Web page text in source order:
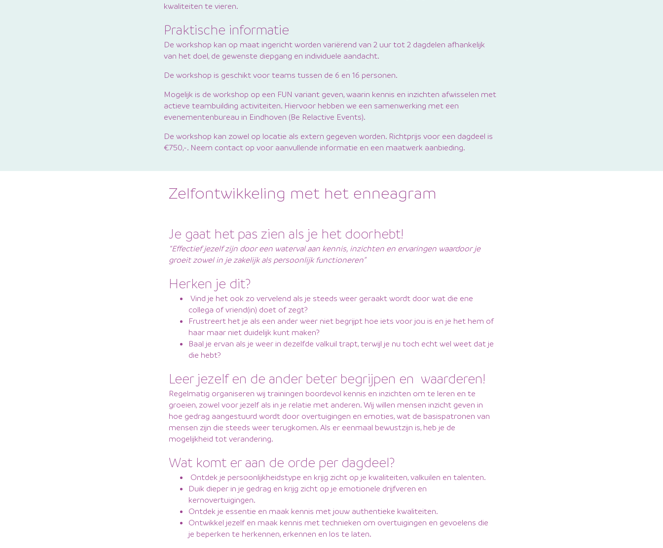
kwaliteiten te vieren.
Praktische informatie
De workshop kan op maat ingericht worden variërend van 2 uur tot 2 dagdelen afhankelijk
van het doel, de gewenste diepgang en individuele aandacht.
De workshop is geschikt voor teams tussen de 6 en 16 personen.
Mogelijk is de workshop op een FUN variant geven, waarin kennis en inzichten afwisselen met
actieve teambuilding activiteiten. Hiervoor hebben we een samenwerking met een
evenementenbureau in Eindhoven (Be Relactive Events).
De workshop kan zowel op locatie als extern gegeven worden. Richtprijs voor een dagdeel is
€750,-. Neem contact op voor aanvullende informatie en een maatwerk aanbieding.
Zelfontwikkeling met het enneagram
Je gaat het pas zien als je het doorhebt!
“Effectief jezelf zijn door een waterval aan kennis, inzichten en ervaringen waardoor je
groeit zowel in je zakelijk als persoonlijk functioneren”
Herken je dit?
Vind je het ook zo vervelend als je steeds weer geraakt wordt door wat die ene
collega of vriend(in) doet of zegt?
Frustreert het je als een ander weer niet begrijpt hoe iets voor jou is en je het hem of
haar maar niet duidelijk kunt maken?
Baal je ervan als je weer in dezelfde valkuil trapt, terwijl je nu toch echt wel weet dat je
die hebt?
Leer jezelf en de ander beter begrijpen en waarderen!
Regelmatig organiseren wij trainingen boordevol kennis en inzichten om te leren en te
groeien, zowel voor jezelf als in je relatie met anderen. Wij willen mensen inzicht geven in
hoe gedrag aangestuurd wordt door overtuigingen en emoties, wat de basispatronen van
mensen zijn die steeds weer terugkomen. Als er eenmaal bewustzijn is, heb je de
mogelijkheid tot verandering.
Wat komt er aan de orde per dagdeel?
Ontdek je persoonlijkheidstype en krijg zicht op je kwaliteiten, valkuilen en talenten.
Duik dieper in je gedrag en krijg zicht op je emotionele drijfveren en
kernovertuigingen.
Ontdek je essentie en maak kennis met jouw authentieke kwaliteiten.
Ontwikkel jezelf en maak kennis met technieken om overtuigingen en gevoelens die
je beperken te herkennen, erkennen en los te laten.